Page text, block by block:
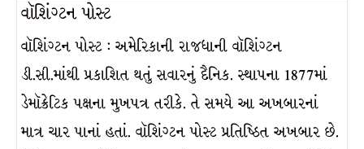
વૉશિંગ્ટન પોસ્ટ
વૉશિંગ્ટન પોસ્ટ : અમેરિકાની રાજધાની વૉશિંગ્ટન
ડી.સી.માંથી પ્રકાશિત થતું સવારનું દૈનિક. સ્થાપના 1877માં
ડેમૉક્રેટિક પક્ષના મુખપત્ર તરીકે. તે સમયે આ અખબારનાં
માત્ર ચાર પાનાં હતાં. વૉશિંગ્ટન પોસ્ટ પ્રતિષ્ઠિત અખબાર છે.